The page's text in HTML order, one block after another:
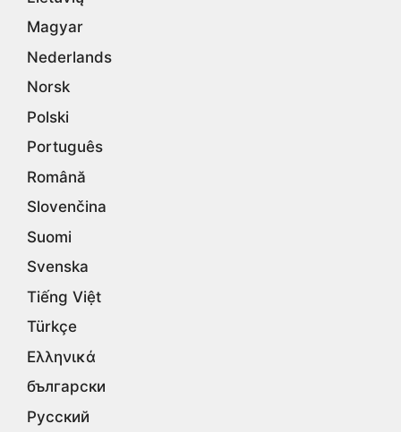
Magyar
Nederlands
Norsk
Polski
Português
Română
Slovenčina
Suomi
Svenska
Tiếng Việt
Türkçe
Ελληνικά
български
Русский